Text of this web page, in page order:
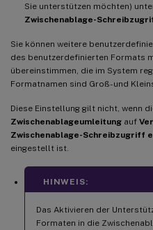
Sie unterstützen möchten)
Zwischenablage-
Sie können weitere
des benutzerdefinierten Formats
übereinstimmen, die im System
Formatnamen sind Groß- und
Diese Einstellung gilt nicht, wenn
Zwischenablageumleitung auf
Zwischenablage-Schreibzugriff
eingestellt ist.
HINWEIS:
Das Aktivieren der
Formaten in die